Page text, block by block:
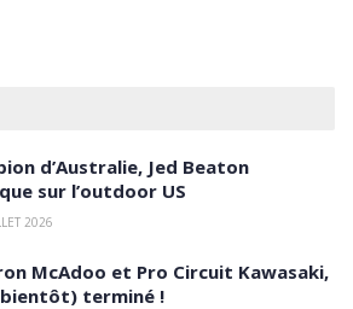
d’Australie, Jed Beaton
sur l’outdoor US
2026
McAdoo et Pro Circuit Kawasaki,
terminé !